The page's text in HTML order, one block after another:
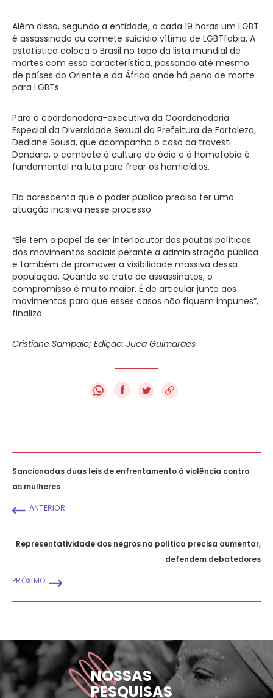
Além disso, segundo a entidade, a cada 19 horas um LGBT
é assassinado ou comete suicídio vítima de LGBTfobia. A
estatística coloca o Brasil no topo da lista mundial de
mortes com essa característica, passando até mesmo
de países do Oriente e da África onde há pena de morte
para LGBTs.
Para a coordenadora-executiva da Coordenadoria
Especial da Diversidade Sexual da Prefeitura de Fortaleza,
Dediane Sousa, que acompanha o caso da travesti
Dandara, o combate à cultura do ódio e à homofobia é
fundamental na luta para frear os homicídios.
Ela acrescenta que o poder público precisa ter uma
atuação incisiva nesse processo.
“Ele tem o papel de ser interlocutor das pautas políticas
dos movimentos sociais perante a administração pública
e também de promover a visibilidade massiva dessa
população. Quando se trata de assassinatos, o
compromisso é muito maior. É de articular junto aos
movimentos para que esses casos não fiquem impunes”,
finaliza.
Cristiane Sampaio; Edição: Juca Guimarães
f
Sancionadas duas leis de enfrentamento à violência contra
as mulheres
ANTERIOR
Representatividade dos negros na política precisa aumentar,
defendem debatedores
PRÓXIMO
NOSSAS
PESQUISAS